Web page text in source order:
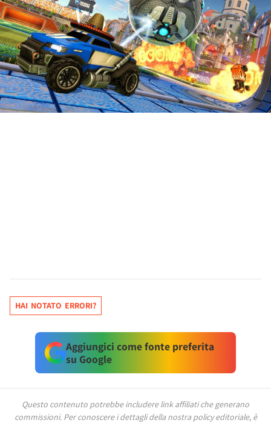
HAI NOTATO ERRORI?
Aggiungici come fonte preferita
su Google
Questo contenuto potrebbe includere link affiliati che generano
commissioni. Per conoscere i dettagli della nostra policy editoriale, è